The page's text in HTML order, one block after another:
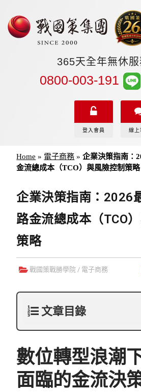
365天全年無休
0800-003-191
登入會員 線上
Home » 電子商務 »企業決策指南：
金流總成本（TCO）與風險控制策略
企業決策指南：2026
路金流總成本（TCO
策略
戰國策戰勝學院 / 電子商務
文章目錄
數位轉型浪潮
面臨的金流決